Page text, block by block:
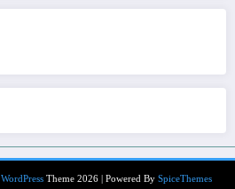
WordPressTheme 2026 | Powered By SpiceThemes